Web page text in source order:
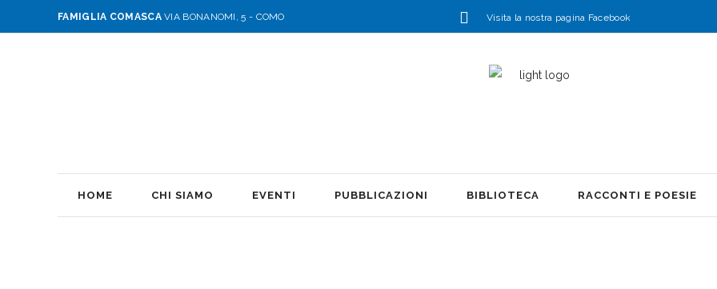
FAMIGLIA COMASCAVIA BONANOMI, 5 - COMO Visita la nostra pagina Facebook
HOME CHI SIAMO EVENTI PUBBLICAZIONI BIBLIOTECA RACCONTI E POESIE